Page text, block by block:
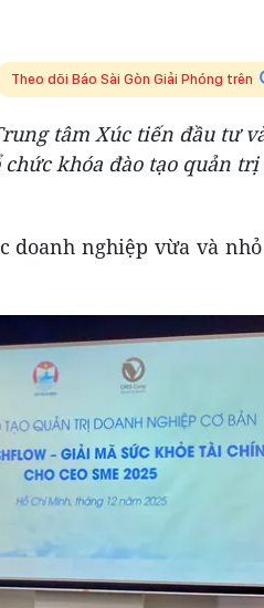
Theo dõi Báo Sài Gòn Giải Phóng trên
tâm Xúc tiến đầu tư
khóa đào tạo quản
doanh nghiệp vừa và